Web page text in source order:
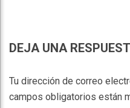
DEJA UNA
Tu dirección de correo
campos obligatorios están